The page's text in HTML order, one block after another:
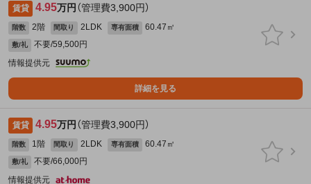
賃貸 4.95万円 （管理費3,900円）
階数 2階 間取り 2LDK 専有面積 60.47㎡
敷/礼
不要/59,500円
情報提供元
詳細を見る
賃貸 4.95万円 （管理費3,900円）
階数 1階 間取り 2LDK 専有面積 60.47㎡
敷/礼
不要/66,000円
情報提供元